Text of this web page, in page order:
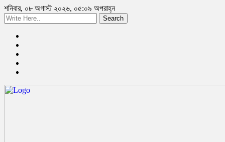
শনিবার, ০৮ অগাস্ট ২০২৬, ০৫:০৯ অপরাহ্ন
Search